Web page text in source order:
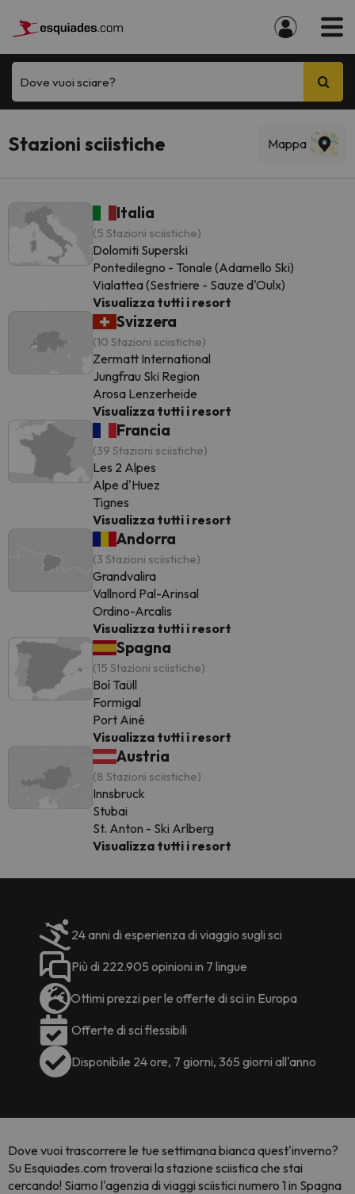
Dove vuoi sciare?
Stazioni sciistiche Mappa
Italia
(5 Stazioni sciistiche)
Dolomiti Superski
Pontedilegno - Tonale (Adamello Ski)
Vialattea (Sestriere - Sauze d'Oulx)
Visualizza tutti i resort
Svizzera
(10 Stazioni sciistiche)
Zermatt International
Jungfrau Ski Region
Arosa Lenzerheide
Visualizza tutti i resort
Francia
(39 Stazioni sciistiche)
Les 2 Alpes
Alpe d'Huez
Tignes
Visualizza tutti i resort
Andorra
(3 Stazioni sciistiche)
Grandvalira
Vallnord Pal-Arinsal
Ordino-Arcalis
Visualizza tutti i resort
Spagna
(15 Stazioni sciistiche)
Boí Taüll
Formigal
Port Ainé
Visualizza tutti i resort
Austria
(8 Stazioni sciistiche)
Innsbruck
Stubai
St. Anton - Ski Arlberg
Visualizza tutti i resort
24 anni di esperienza di viaggio sugli sci
Più di 222.905 opinioni in 7 lingue
Ottimi prezzi per le offerte di sci in Europa
Offerte di sci flessibili
Disponibile 24 ore, 7 giorni, 365 giorni all'anno
Dove vuoi trascorrere le tue settimana bianca quest'inverno?
Su Esquiades.com troverai la stazione sciistica che stai
cercando! Siamo l'agenzia di viaggi sciistici numero 1 in Spagna